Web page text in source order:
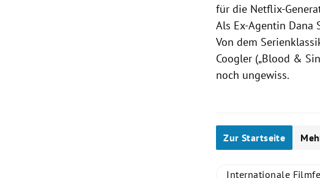
für die Netflix-
Als Ex-Agentin Dana
Von dem
Coogler („Blood &
noch ungewiss.
Zur Startseite
Internationale